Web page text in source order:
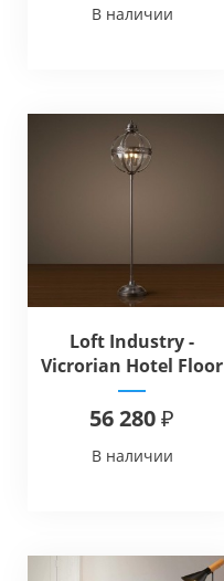
В наличии
Loft Industry -
Vicrorian Hotel Floor
56 280 ₽
В наличии